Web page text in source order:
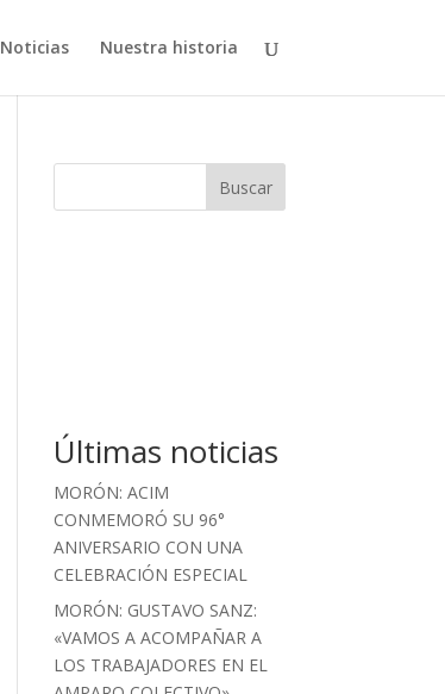
Noticias Nuestra historia
Buscar
Últimas noticias
MORÓN: ACIM
CONMEMORÓ SU 96°
ANIVERSARIO CON UNA
CELEBRACIÓN ESPECIAL
MORÓN: GUSTAVO SANZ:
«VAMOS A ACOMPAÑAR A
LOS TRABAJADORES EN EL